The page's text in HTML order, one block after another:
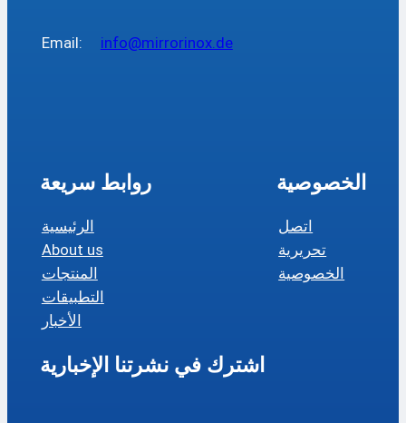
Email: info@mirrorinox.de
روابط سريعة
الرئيسية
About us
المنتجات
التطبيقات
الأخبار
الخصوصية
اتصل
تحريرية
الخصوصية
اشترك في نشرتنا الإخبارية